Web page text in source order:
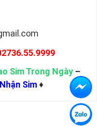
Sim Trong Ngày –
Sim♦